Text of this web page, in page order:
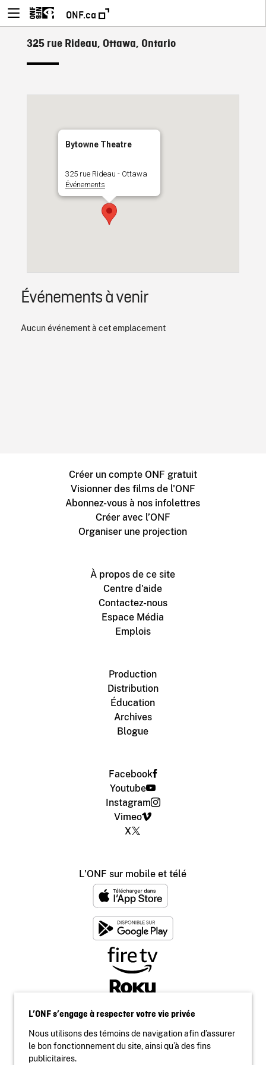
ONF.ca
325 rue Rideau, Ottawa, Ontario
Bytowne Theatre
325 rue Rideau - Ottawa
Événements
Événements à venir
Aucun événement à cet emplacement
Créer un compte ONF gratuit
Visionner des films de l'ONF
Abonnez-vous à nos infolettres
Créer avec l’ONF
Organiser une projection
À propos de ce site
Centre d'aide
Contactez-nous
Espace Média
Emplois
Production
Distribution
Éducation
Archives
Blogue
Facebook
Youtube
Instagram
Vimeo
X
L'ONF sur mobile et télé
L’ONF s’engage à respecter votre vie privée
Nous utilisons des témoins de navigation afin d’assurer
le bon fonctionnement du site, ainsi qu’à des fins
publicitaires.